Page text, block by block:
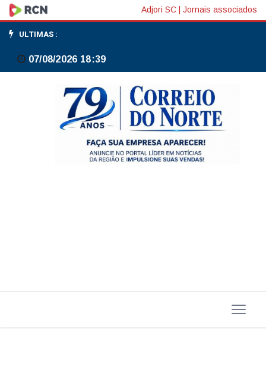
Entenda audiência
nos
EUA
tarifas
Adjori SC Jornais associados
ULTIMAS :
07/08/2026 18:39